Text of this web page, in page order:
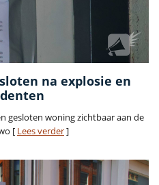
na explosie en
gesloten woning zichtbaar aan de
[ Lees verder]